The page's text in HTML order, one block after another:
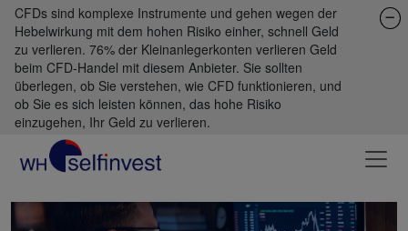
CFDs sind komplexe Instrumente und gehen wegen der
Hebelwirkung mit dem hohen Risiko einher, schnell Geld
zu verlieren. 76% der Kleinanlegerkonten verlieren Geld
beim CFD-Handel mit diesem Anbieter. Sie sollten
überlegen, ob Sie verstehen, wie CFD funktionieren, und
ob Sie es sich leisten können, das hohe Risiko
einzugehen, Ihr Geld zu verlieren.